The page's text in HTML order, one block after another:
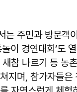
는 주민과 방문객
이 경연대회’도
참 나르기 등 농
지며, 참가자들은